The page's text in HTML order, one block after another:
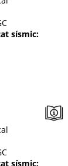
sísmic:
sísmic: